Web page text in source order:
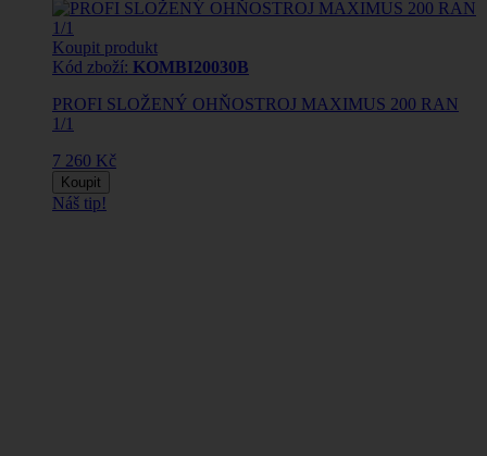
Koupit produkt
Kód zboží: KOMBI20030B
PROFI SLOŽENÝ OHŇOSTROJ MAXIMUS 200 RAN
1/1
7 260 Kč
Koupit
Náš tip!